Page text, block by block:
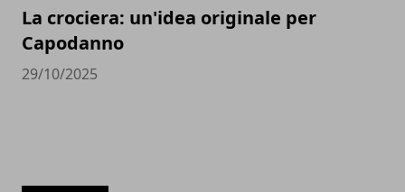
La crociera: un'idea originale per
Capodanno
29/10/2025